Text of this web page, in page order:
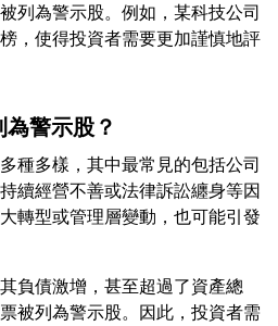
列為警示股。例如，某科技公司
，使得投資者需要更加謹慎地評
警示股？
種多樣，其中最常見的包括公司
續經營不善或法律訴訟纏身等因
轉型或管理層變動，也可能引發
負債激增，甚至超過了資產總
被列為警示股。因此，投資者需